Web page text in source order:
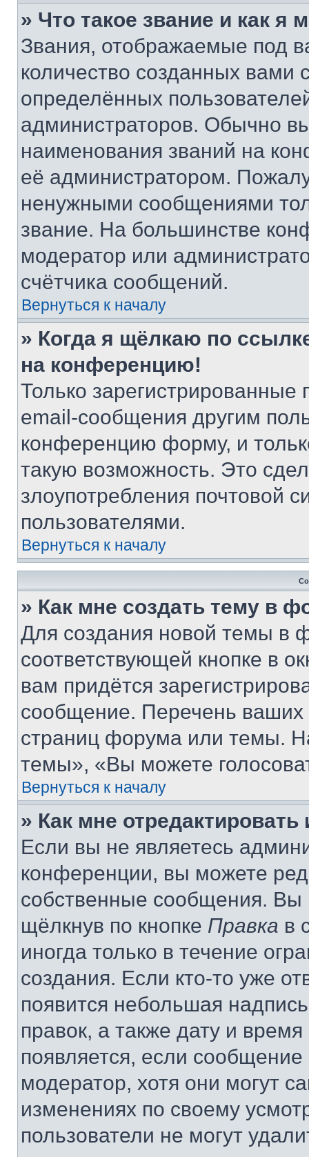
» Что такое звание и как я
Звания, отображаемые под
количество созданных
определённых
администраторов. Обычно
наименования званий на
её администратором.
ненужными сообщениями
звание. На большинстве
модератор или
счётчика сообщений.
Вернуться к началу
» Когда я щёлкаю по
на конференцию!
Только зарегистрированные
email-сообщения другим
конференцию форму, и
такую возможность. Это
злоупотребления почтовой
пользователями.
Вернуться к началу
» Как мне создать тему в
Для создания новой темы в
соответствующей кнопке в
вам придётся
сообщение. Перечень ваших
страниц форума или темы.
темы», «Вы можете
Вернуться к началу
» Как мне
Если вы не являетесь
конференции, вы можете
собственные сообщения. Вы
щёлкнув по кнопке Правка в
иногда только в течение
создания. Если кто-то уже
появится небольшая
правок, а также дату и
появляется, если
модератор, хотя они могут
изменениях по своему
пользователи не могут